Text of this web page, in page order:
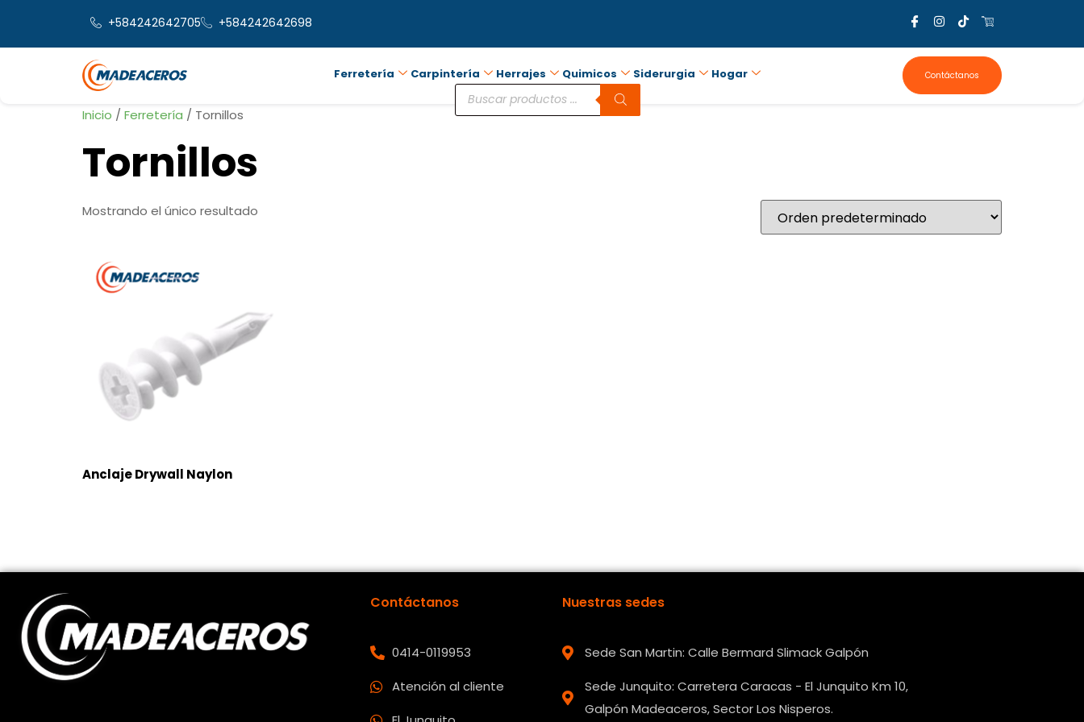
+584242642705 +584242642698
Ferretería Carpintería Herrajes Quimicos Siderurgia Hogar Contáctanos
Inicio / Ferretería / Tornillos
Tornillos
Mostrando el único resultado
Anclaje Drywall Naylon
Contáctanos
0414-0119953
Atención al cliente
Nuestras sedes
Sede San Martin: Calle Bermard Slimack Galpón
Sede Junquito: Carretera Caracas - El Junquito Km 10,
Galpón Madeaceros, Sector Los Nisperos.